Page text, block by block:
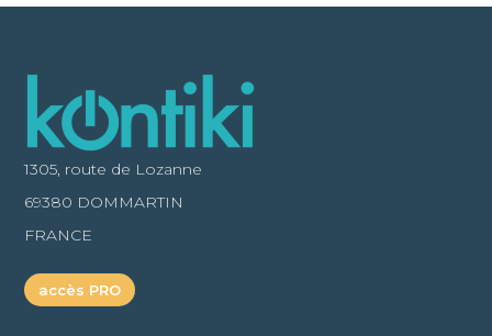
1305, route de Lozanne
69380 DOMMARTIN
FRANCE
accès PRO